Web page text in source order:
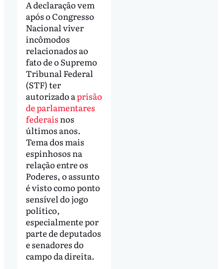
A declaração vem
após o Congresso
Nacional viver
incômodos
relacionados ao
fato de o Supremo
Tribunal Federal
(STF) ter
autorizado aprisão
de parlamentares
federais nos
últimos anos.
Tema dos mais
espinhosos na
relação entre os
Poderes, o assunto
é visto como ponto
sensível do jogo
político,
especialmente por
parte de deputados
e senadores do
campo da direita.